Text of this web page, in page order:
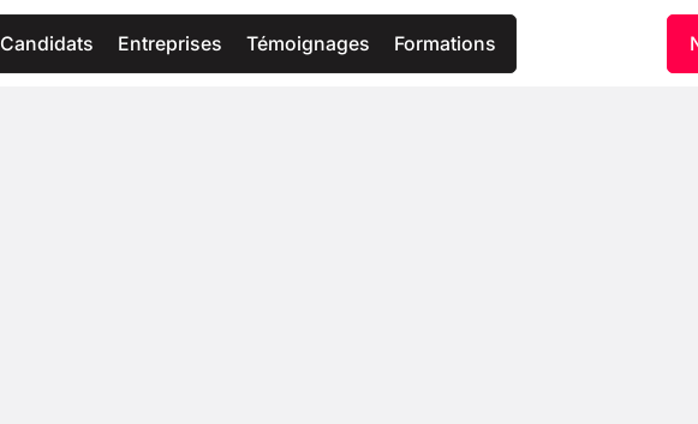
Candidats Entreprises Témoignages Formations